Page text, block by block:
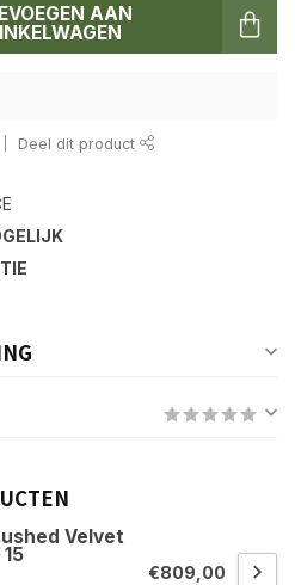
AAN
Deel dit product
Velvet
€809,00